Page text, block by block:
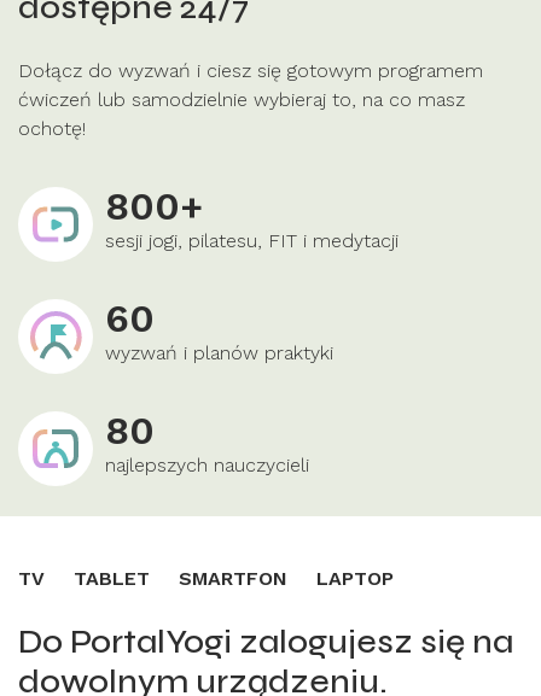
Dołącz do wyzwań i ciesz się gotowym programem
ćwiczeń lub samodzielnie wybieraj to, na co masz
ochotę!
800+
sesji jogi, pilatesu, FIT i medytacji
60
wyzwań i planów praktyki
80
najlepszych nauczycieli
TV TABLET SMARTFON LAPTOP
Do PortalYogi zalogujesz się na
dowolnym urządzeniu.